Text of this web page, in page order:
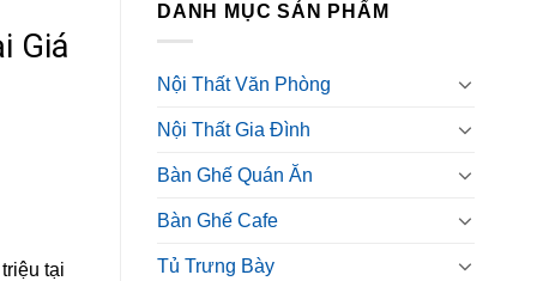
DANH MỤC SẢN PHẨM
Nội Thất Văn Phòng
Nội Thất Gia Đình
Bàn Ghế Quán Ăn
Bàn Ghế Cafe
Tủ Trưng Bày
Giá
tại